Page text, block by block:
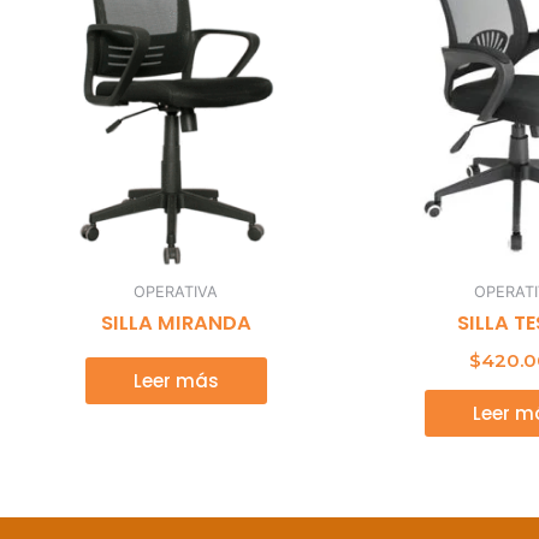
OPERATIVA
SILLA MIRANDA
Leer más
SILLA
$
Leer